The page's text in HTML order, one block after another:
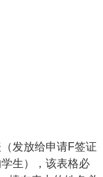
发放给申请F签证
生），该表格必